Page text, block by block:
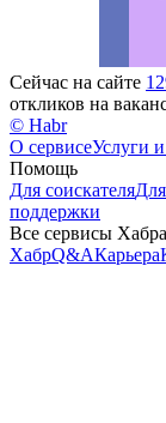
Сейчас на сайте
откликов на
© Habr
О сервисеУслуги
Помощь
Для соискателя
поддержки
Все сервисы Хабра
ХабрQ&AКарьера